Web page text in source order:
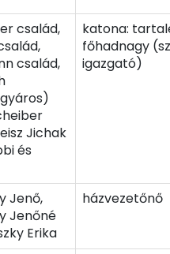
család,
család,
Jichak
és
katona:
főhadnagy
igazgató)
Jenő,
Jenőné
Erika
házvezetőnő